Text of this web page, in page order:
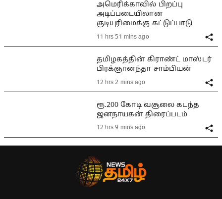
அமெரிக்காவில் பிறப்பு
அடிப்படையிலான
குடியுரிமைக்கு கட்டுப்பாடு
11 hrs 51 mins ago
தமிழகத்தின் கிராண்ட் மாஸ்டர்
பிரக்ஞானந்தா சாம்பியன்
12 hrs 2 mins ago
ரூ.200 கோடி வசூலை கடந்த
ஜனநாயகன் திரைப்படம்
12 hrs 9 mins ago